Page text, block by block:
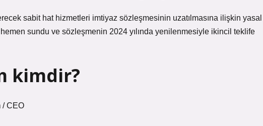
sabit hat hizmetleri imtiyaz sözleşmesinin uzatılmasına ilişkin yasal
hemen sundu ve sözleşmenin 2024 yılında yenilenmesiyle ikincil teklife
kimdir?
/ CEO